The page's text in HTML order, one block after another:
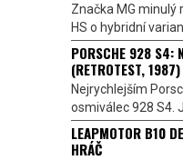
Značka MG minulý
HS o hybridní
PORSCHE 928 S4:
(RETROTEST, 1987)
Nejrychlejším
osmiválec 928 S4.
LEAPMOTOR B10
HRÁČ